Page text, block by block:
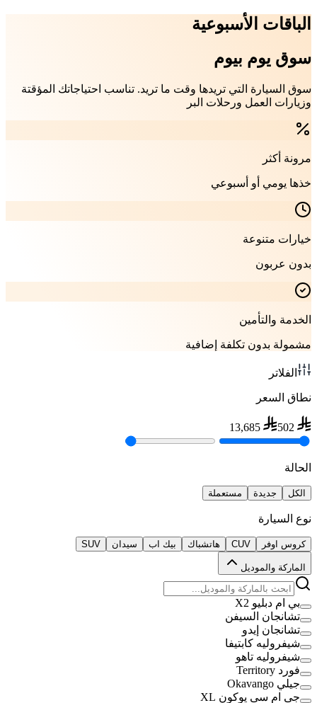
الباقات الأسبوعية
سوق يوم بيوم
سوق السيارة التي تريدها وقت ما تريد. تناسب احتياجاتك المؤقتة
وزيارات العمل ورحلات البر
مرونة أكثر
خذها يومي أو أسبوعي
خيارات متنوعة
بدون عربون
الخدمة والتأمين
مشمولة بدون تكلفة إضافية
الفلاتر
نطاق السعر
502
13,685
الحالة
الكل جديدة مستعملة
نوع السيارة
كروس اوفر CUV هاتشباك بيك اب سيدان SUV
الماركة والموديل
بي ام دبليو X2
تشانجان السيفن
تشانجان إيدو
شيفروليه كابتيفا
شيفروليه تاهو
فورد Territory
جيلي Okavango
جى ام سى يوكون XL